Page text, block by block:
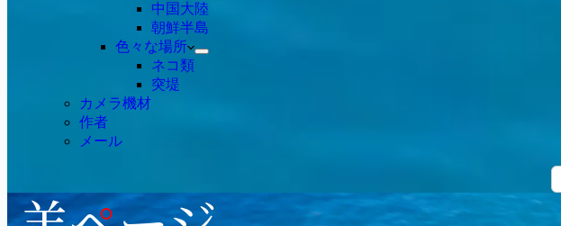
中国大陸
朝鮮半島
色々な場所
ネコ類
突堤
カメラ機材
作者
メール